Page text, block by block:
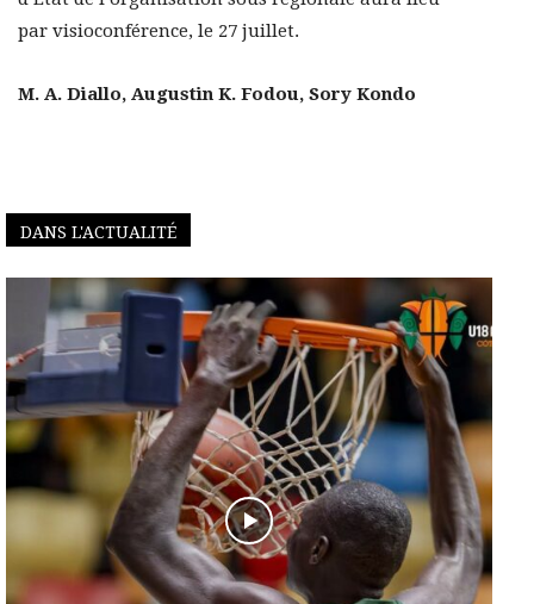
par visioconférence, le 27 juillet.
M. A. Diallo, Augustin K. Fodou, Sory Kondo
DANS L'ACTUALITÉ